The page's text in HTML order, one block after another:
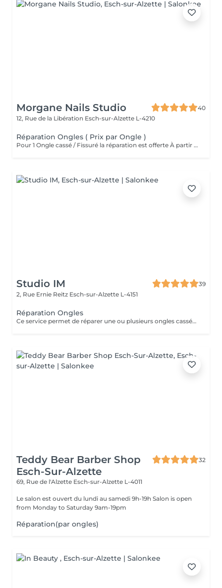
Morgane Nails Studio
40
12, Rue de la Libération Esch-sur-Alzette L-4210
Réparation Ongles ( Prix par Ongle )
Pour 1 Ongle cassé / Fissuré la réparation est offerte À partir de 2 ongles la réparation sera facturée 3 euros par ongle
Studio IM
39
2, Rue Ernie Reitz Esch-sur-Alzette L-4151
Réparation Ongles
Ce service permet de réparer une ou plusieurs ongles cassés ou abîmés, afin de retrouver une apparence harmonieuse et soignée. La réparation est valable uniquement jusqu'à 2 semaines après la pose. Au-delà de 2 semaines, une prestation de remplissage sera nécessaire.
Teddy Bear Barber Shop
Esch-Sur-Alzette
32
69, Rue de l'Alzette Esch-sur-Alzette L-4011
Le salon est ouvert du lundi au samedi 9h-19h Salon is open
from Monday to Saturday 9am-19pm
Réparation(par ongles)